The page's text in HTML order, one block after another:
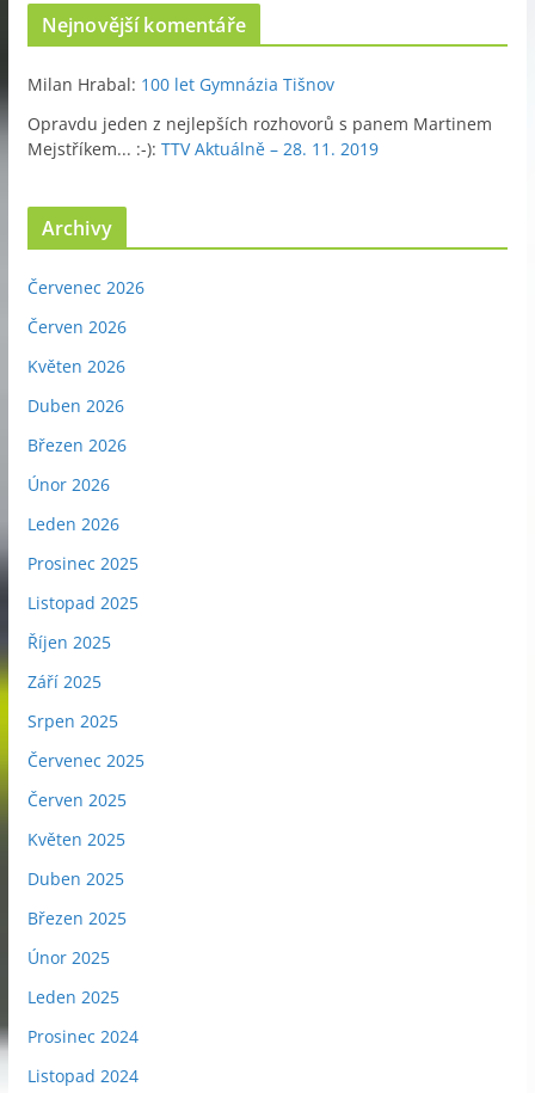
Nejnovější komentáře
Milan Hrabal: 100 let Gymnázia Tišnov
Opravdu jeden z nejlepších rozhovorů s panem Martinem
Mejstříkem... :-): TTV Aktuálně – 28. 11. 2019
Archivy
Červenec 2026
Červen 2026
Květen 2026
Duben 2026
Březen 2026
Únor 2026
Leden 2026
Prosinec 2025
Listopad 2025
Říjen 2025
Září 2025
Srpen 2025
Červenec 2025
Červen 2025
Květen 2025
Duben 2025
Březen 2025
Únor 2025
Leden 2025
Prosinec 2024
Listopad 2024